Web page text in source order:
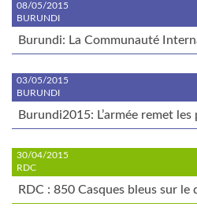
08/05/2015
BURUNDI
Burundi: La Communauté
03/05/2015
BURUNDI
Burundi2015: L’armée remet les
30/04/2015
RDC
RDC : 850 Casques bleus sur le